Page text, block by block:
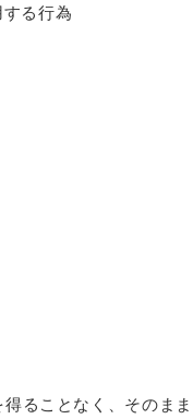
る行為
ることなく、そのまま